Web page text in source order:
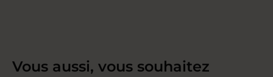
Vous aussi, vous souhaitez